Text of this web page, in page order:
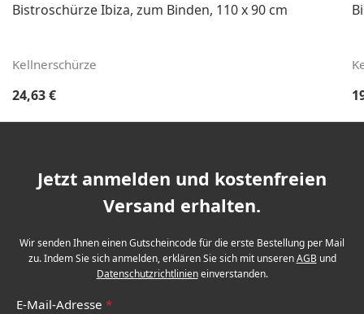
Bistroschürze Ibiza, zum Binden, 110 x 90 cm
Kellnerschürze
Regulärer Preis:
24,63 €
Jetzt anmelden und kostenfreien
Versand erhalten.
Wir senden Ihnen einen Gutscheincode für die erste Bestellung per Mail
zu. Indem Sie sich anmelden, erklären Sie sich mit unserenAGBund
Datenschutzrichtlinieneinverstanden.
E-Mail-Adresse *